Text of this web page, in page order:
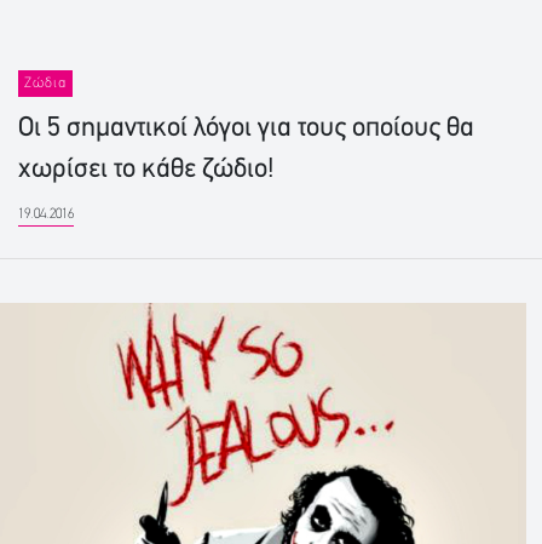
Ζώδια
Οι 5 σημαντικοί λόγοι για τους οποίους θα
χωρίσει το κάθε ζώδιο!
19.04.2016